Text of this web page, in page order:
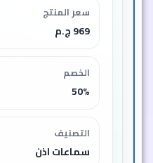
سعر المنتج
969 ج.م
الخصم
50%
التصنيف
سماعات اذن